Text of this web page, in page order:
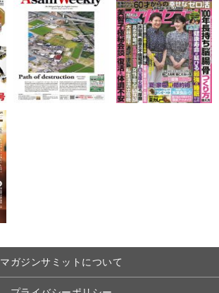
マガジンサミットについて